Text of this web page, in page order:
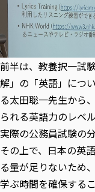
前半は、教養択一試
解」の「英語」につ
る太田聡一先生から
られる英語力のレベ
実際の公務員試験の
その上で、日本の英
る量が足りないため
学ぶ時間を確保する